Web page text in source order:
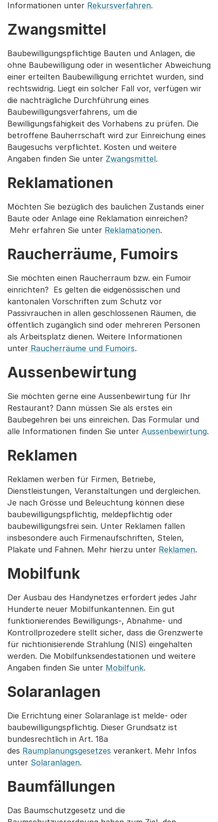
Informationen unter Rekursverfahren.
Zwangsmittel
Baubewilligungspflichtige Bauten und Anlagen, die
ohne Baubewilligung oder in wesentlicher Abweichung
einer erteilten Baubewilligung errichtet wurden, sind
rechtswidrig. Liegt ein solcher Fall vor, verfügen wir
die nachträgliche Durchführung eines
Baubewilligungsverfahrens, um die
Bewilligungsfähigkeit des Vorhabens zu prüfen. Die
betroffene Bauherrschaft wird zur Einreichung eines
Baugesuchs verpflichtet. Kosten und weitere
Angaben finden Sie unter Zwangsmittel.
Reklamationen
Möchten Sie bezüglich des baulichen Zustands einer
Baute oder Anlage eine Reklamation einreichen?
Mehr erfahren Sie unter Reklamationen.
Raucherräume, Fumoirs
Sie möchten einen Raucherraum bzw. ein Fumoir
einrichten? Es gelten die eidgenössischen und
kantonalen Vorschriften zum Schutz vor
Passivrauchen in allen geschlossenen Räumen, die
öffentlich zugänglich sind oder mehreren Personen
als Arbeitsplatz dienen. Weitere Informationen
unter Raucherräume und Fumoirs.
Aussenbewirtung
Sie möchten gerne eine Aussenbewirtung für Ihr
Restaurant? Dann müssen Sie als erstes ein
Baubegehren bei uns einreichen. Das Formular und
alle Informationen finden Sie unter Aussenbewirtung.
Reklamen
Reklamen werben für Firmen, Betriebe,
Dienstleistungen, Veranstaltungen und dergleichen.
Je nach Grösse und Beleuchtung können diese
baubewilligungspflichtig, meldepflichtig oder
baubewilligungsfrei sein. Unter Reklamen fallen
insbesondere auch Firmenaufschriften, Stelen,
Plakate und Fahnen. Mehr hierzu unter Reklamen.
Mobilfunk
Der Ausbau des Handynetzes erfordert jedes Jahr
Hunderte neuer Mobilfunkantennen. Ein gut
funktionierendes Bewilligungs-, Abnahme- und
Kontrollprozedere stellt sicher, dass die Grenzwerte
für nichtionisierende Strahlung (NIS) eingehalten
werden. Die Mobilfunksendestationen und weitere
Angaben finden Sie unter Mobilfunk.
Solaranlagen
Die Errichtung einer Solaranlage ist melde- oder
baubewilligungspflichtig. Dieser Grundsatz ist
bundesrechtlich in Art. 18a
des Raumplanungsgesetzes verankert. Mehr Infos
unter Solaranlagen.
Baumfällungen
Das Baumschutzgesetz und die